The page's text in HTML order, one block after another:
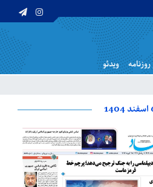
ویدئو